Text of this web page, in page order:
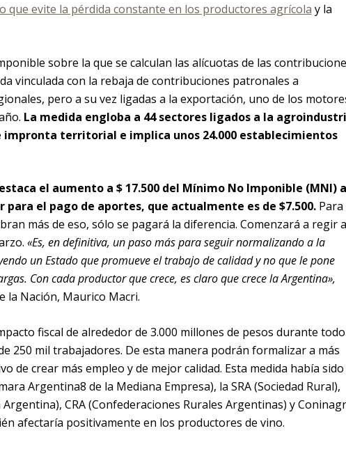
que evite la pérdida constante en los productores agrícola y la
sobre la que se calculan las alícuotas de las
vinculada con la rebaja de contribuciones patronales a
pero a su vez ligadas a la exportación, uno de los
La medida engloba a 44 sectores ligados a la
territorial e implica unos 24.000 establecimientos
el aumento a $ 17.500 del Mínimo No Imponible (MNI) a
el pago de aportes, que actualmente es de $7.500.Para
más de eso, sólo se pagará la diferencia. Comenzará a regir a
«Es, en definitiva, un paso más para seguir normalizando a la
un Estado que promueve el trabajo de calidad y no que le pone
Con cada productor que crece, es claro que crece la Argentina»,
la Nación, Maurico Macri.
fiscal de alrededor de 3.000 millones de pesos durante todo
250 mil trabajadores. De esta manera podrán formalizar a más
de crear más empleo y de mejor calidad. Esta medida había sido
Argentina8 de la Mediana Empresa), la SRA (Sociedad Rural),
Argentina), CRA (Confederaciones Rurales Argentinas) y
afectaría positivamente en los productores de vino.